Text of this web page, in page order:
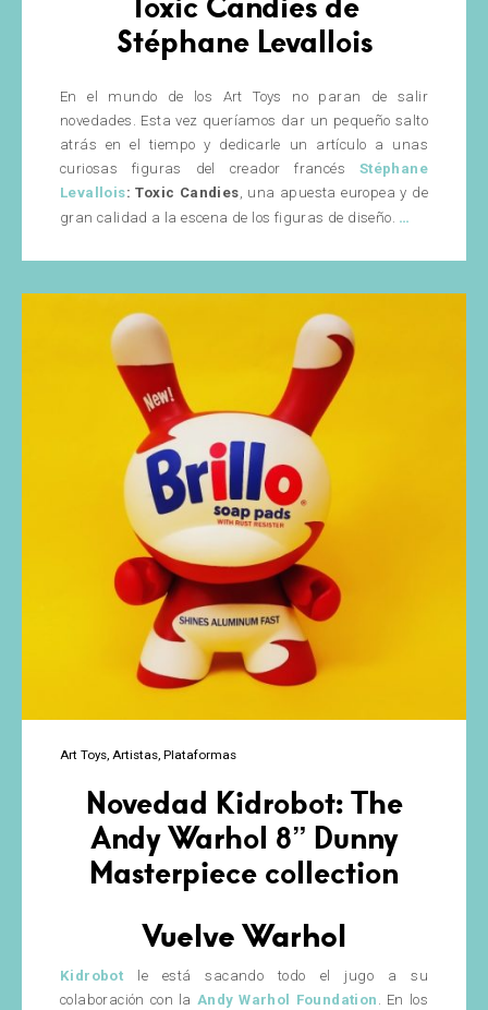
Stéphane Levallois
En el mundo de los Art Toys no paran de salir
novedades. Esta vez queríamos dar un pequeño salto
atrás en el tiempo y dedicarle un artículo a unas
curiosas figuras del creador francés Stéphane
Levallois: Toxic Candies , una apuesta europea y de
gran calidad a la escena de los figuras de diseño. …
de
Stéphane
Art Toys Artistas Plataformas
Novedad Kidrobot: The
Andy Warhol 8” Dunny
Masterpiece collection
Vuelve Warhol
Kidrobot le está sacando todo el jugo a su
colaboración con la Andy Warhol Foundation . En los